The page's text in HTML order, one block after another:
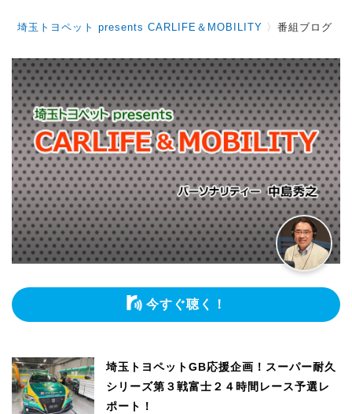
埼玉トヨペット presents CARLIFE＆MOBILITY 〉番組ブログ
今すぐ聴く！
埼玉トヨペットGB応援企画！スーパー耐久
シリーズ第３戦富士２４時間レース予選レ
ポート！